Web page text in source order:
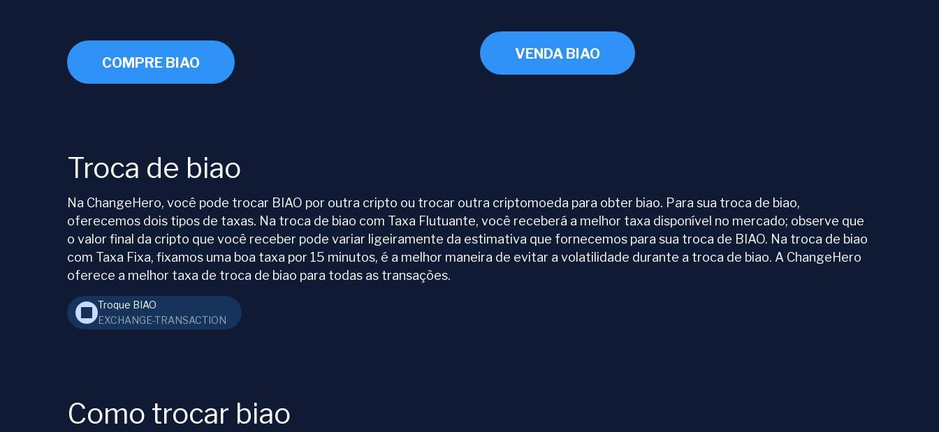
COMPRE BIAO
VENDA BIAO
Troca de biao
Na ChangeHero, você pode trocar BIAO por outra cripto ou trocar outra criptomoeda para obter biao. Para sua troca de biao,
oferecemos dois tipos de taxas. Na troca de biao com Taxa Flutuante, você receberá a melhor taxa disponível no mercado; observe que
o valor final da cripto que você receber pode variar ligeiramente da estimativa que fornecemos para sua troca de BIAO. Na troca de biao
com Taxa Fixa, fixamos uma boa taxa por 15 minutos, é a melhor maneira de evitar a volatilidade durante a troca de biao. A ChangeHero
oferece a melhor taxa de troca de biao para todas as transações.
Troque BIAO
EXCHANGE-TRANSACTION
Como trocar biao